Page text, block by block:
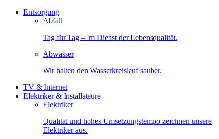
Entsorgung
Abfall
Tag für Tag – im Dienst der Lebensqualität.
Abwasser
Wir halten den Wasserkreislauf sauber.
TV & Internet
Elektriker & Installateure
Elektriker
Qualität und hohes Umsetzungstempo zeichnen unsere
Elektriker aus.